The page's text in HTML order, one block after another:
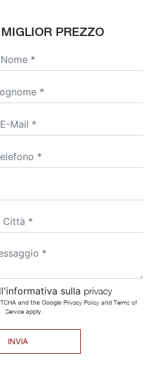
PREZZO
sulla privacy
and the Google Privacy Policyand Terms of
Serviceapply.
INVIA